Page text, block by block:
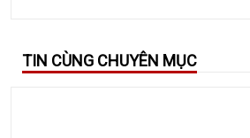
TIN CÙNG CHUYÊN MỤC